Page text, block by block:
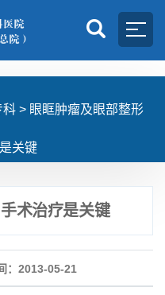
科 > 眼眶肿瘤及眼部整形
关键
术治疗是关键
：2013-05-21